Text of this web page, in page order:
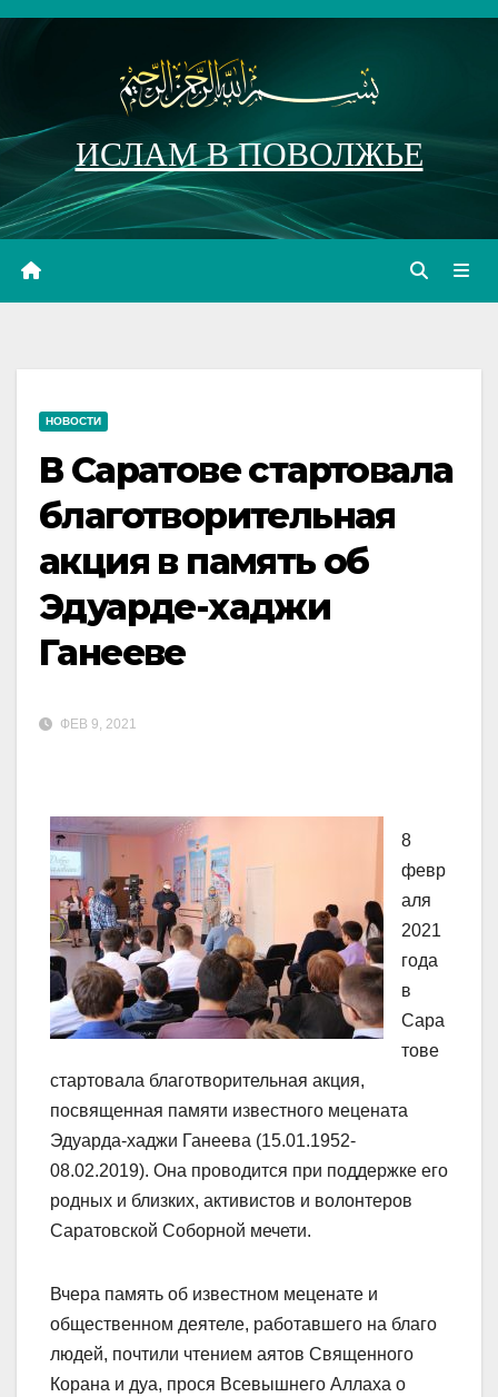
Перейти
ИСЛАМ В ПОВОЛЖЬЕ
НОВОСТИ
В Саратове стартовала
благотворительная
акция в память об
Эдуарде-хаджи
Ганееве
ФЕВ 9, 2021
8
февр
аля
2021
года
в
Сара
тове
стартовала благотворительная акция,
посвященная памяти известного мецената
Эдуарда-хаджи Ганеева (15.01.1952-
08.02.2019). Она проводится при поддержке его
родных и близких, активистов и волонтеров
Саратовской Соборной мечети.
Вчера память об известном меценате и
общественном деятеле, работавшего на благо
людей, почтили чтением аятов Священного
Корана и дуа, прося Всевышнего Аллаха о